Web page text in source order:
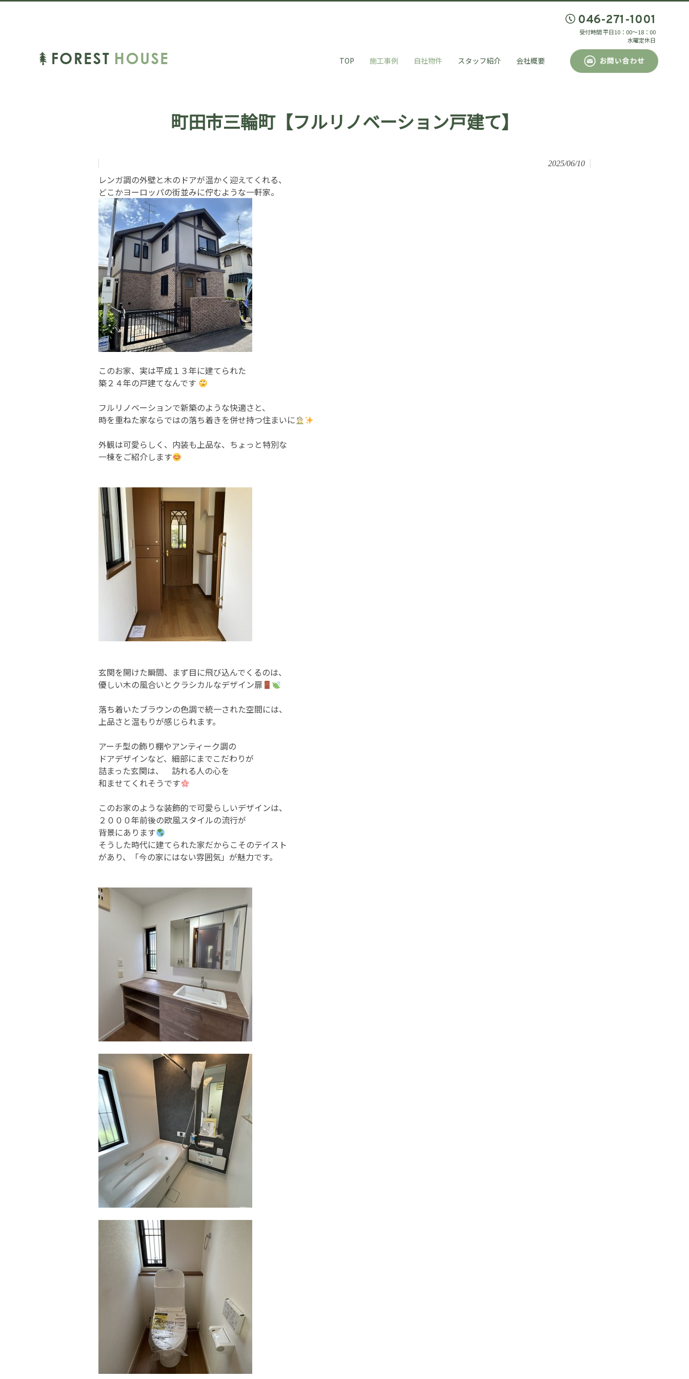
046-271-1001
受付時間 平日10：00～18：00
水曜定休日
TOP 施工事例 自社物件 スタッフ紹介 会社概要
町田市三輪町【フルリノベーション戸建て】
2025/06/10
レンガ調の外壁と木のドアが温かく迎えてくれる、
どこかヨーロッパの街並みに佇むような一軒家。
このお家、実は平成１３年に建てられた
築２４年の戸建てなんです
フルリノベーションで新築のような快適さと、
時を重ねた家ならではの落ち着きを併せ持つ住まいに
外観は可愛らしく、内装も上品な、ちょっと特別な
一棟をご紹介します
玄関を開けた瞬間、まず目に飛び込んでくるのは、
優しい木の風合いとクラシカルなデザイン扉
落ち着いたブラウンの色調で統一された空間には、
上品さと温もりが感じられます。
アーチ型の飾り棚やアンティーク調の
ドアデザインなど、細部にまでこだわりが
詰まった玄関は、 訪れる人の心を
和ませてくれそうです
このお家のような装飾的で可愛らしいデザインは、
２０００年前後の欧風スタイルの流行が
背景にあります
そうした時代に建てられた家だからこそのテイスト
があり、「今の家にはない雰囲気」が魅力です。